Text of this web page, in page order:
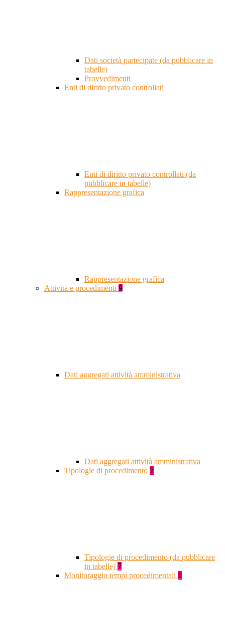
Dati società partecipate (da pubblicare in
tabelle)
Provvedimenti
Enti di diritto privato controllati
Enti di diritto privato controllati (da
pubblicare in tabelle)
Rappresentazione grafica
Rappresentazione grafica
Attività e procedimenti 9
Dati aggregati attività amministrativa
Dati aggregati attività amministrativa
Tipologie di procedimento 7
Tipologie di procedimento (da pubblicare
in tabelle) 7
Monitoraggio tempi procedimentali 1